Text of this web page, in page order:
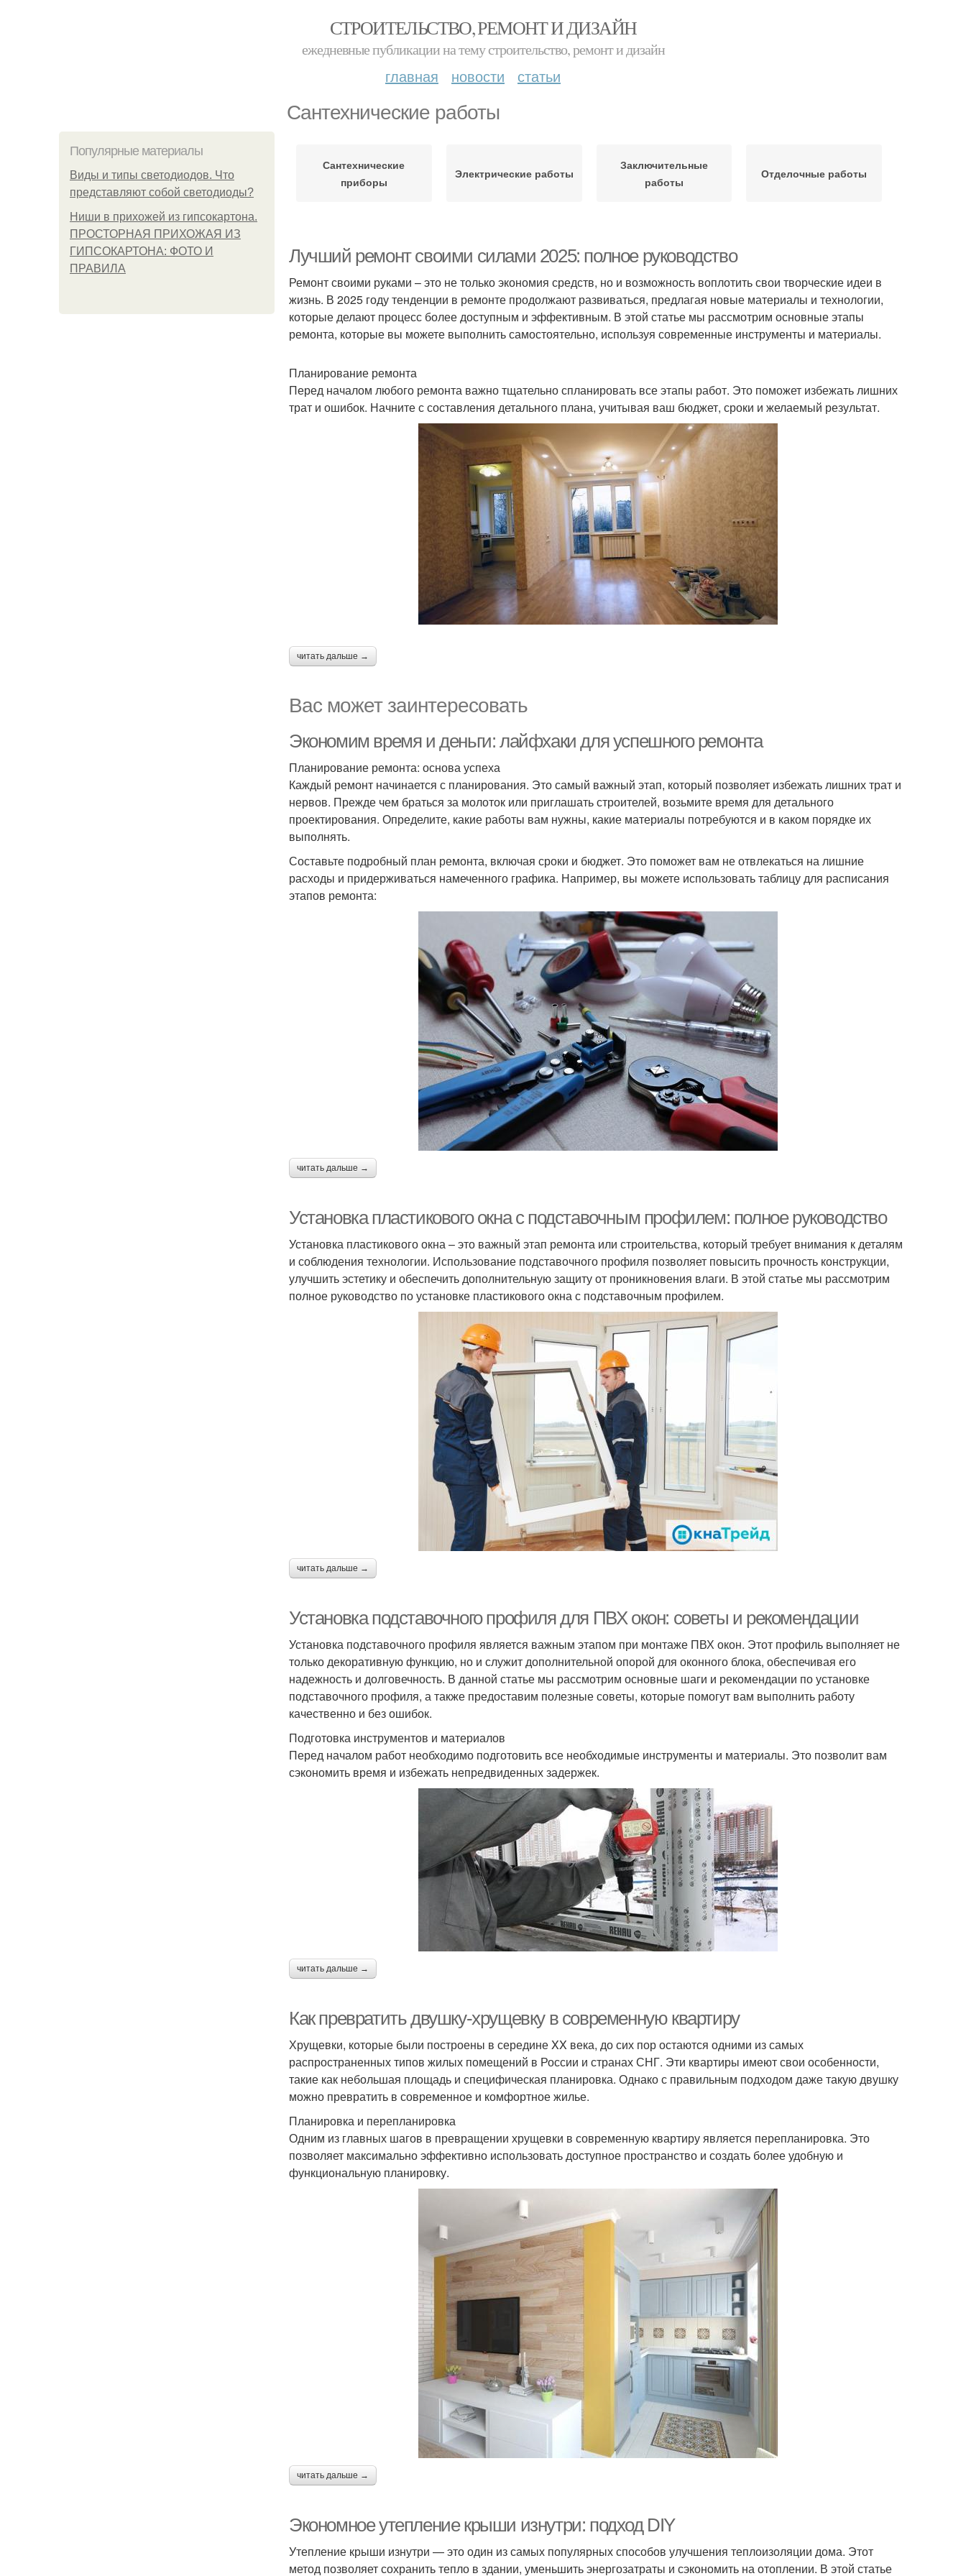
СТРОИТЕЛЬСТВО, РЕМОНТ И ДИЗАЙН
ежедневные публикации на тему строительство, ремонт и дизайн
главная новости статьи
Сантехнические работы
Популярные материалы
Виды и типы светодиодов. Что
представляют собой светодиоды?
Ниши в прихожей из гипсокартона.
ПРОСТОРНАЯ ПРИХОЖАЯ ИЗ
ГИПСОКАРТОНА: ФОТО И
ПРАВИЛА
Сантехнические
приборы
Электрические работы
Заключительные
работы
Отделочные работы
Лучший ремонт своими силами 2025: полное руководство
Ремонт своими руками – это не только экономия средств, но и возможность воплотить свои творческие идеи в
жизнь. В 2025 году тенденции в ремонте продолжают развиваться, предлагая новые материалы и технологии,
которые делают процесс более доступным и эффективным. В этой статье мы рассмотрим основные этапы
ремонта, которые вы можете выполнить самостоятельно, используя современные инструменты и материалы.
Планирование ремонта
Перед началом любого ремонта важно тщательно спланировать все этапы работ. Это поможет избежать лишних
трат и ошибок. Начните с составления детального плана, учитывая ваш бюджет, сроки и желаемый результат.
читать дальше →
Вас может заинтересовать
Экономим время и деньги: лайфхаки для успешного ремонта
Планирование ремонта: основа успеха
Каждый ремонт начинается с планирования. Это самый важный этап, который позволяет избежать лишних трат и
нервов. Прежде чем браться за молоток или приглашать строителей, возьмите время для детального
проектирования. Определите, какие работы вам нужны, какие материалы потребуются и в каком порядке их
выполнять.
Составьте подробный план ремонта, включая сроки и бюджет. Это поможет вам не отвлекаться на лишние
расходы и придерживаться намеченного графика. Например, вы можете использовать таблицу для расписания
этапов ремонта:
читать дальше →
Установка пластикового окна с подставочным профилем: полное руководство
Установка пластикового окна – это важный этап ремонта или строительства, который требует внимания к деталям
и соблюдения технологии. Использование подставочного профиля позволяет повысить прочность конструкции,
улучшить эстетику и обеспечить дополнительную защиту от проникновения влаги. В этой статье мы рассмотрим
полное руководство по установке пластикового окна с подставочным профилем.
читать дальше →
Установка подставочного профиля для ПВХ окон: советы и рекомендации
Установка подставочного профиля является важным этапом при монтаже ПВХ окон. Этот профиль выполняет не
только декоративную функцию, но и служит дополнительной опорой для оконного блока, обеспечивая его
надежность и долговечность. В данной статье мы рассмотрим основные шаги и рекомендации по установке
подставочного профиля, а также предоставим полезные советы, которые помогут вам выполнить работу
качественно и без ошибок.
Подготовка инструментов и материалов
Перед началом работ необходимо подготовить все необходимые инструменты и материалы. Это позволит вам
сэкономить время и избежать непредвиденных задержек.
читать дальше →
Как превратить двушку-хрущевку в современную квартиру
Хрущевки, которые были построены в середине XX века, до сих пор остаются одними из самых
распространенных типов жилых помещений в России и странах СНГ. Эти квартиры имеют свои особенности,
такие как небольшая площадь и специфическая планировка. Однако с правильным подходом даже такую двушку
можно превратить в современное и комфортное жилье.
Планировка и перепланировка
Одним из главных шагов в превращении хрущевки в современную квартиру является перепланировка. Это
позволяет максимально эффективно использовать доступное пространство и создать более удобную и
функциональную планировку.
читать дальше →
Экономное утепление крыши изнутри: подход DIY
Утепление крыши изнутри — это один из самых популярных способов улучшения теплоизоляции дома. Этот
метод позволяет сохранить тепло в здании, уменьшить энергозатраты и сэкономить на отоплении. В этой статье